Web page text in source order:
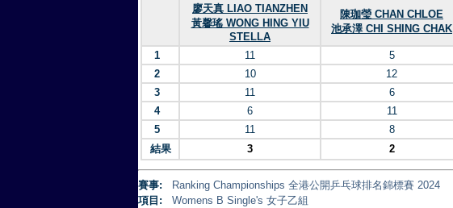
廖天真 LIAO TIANZHEN
黃馨瑤 WONG HING YIU
STELLA
陳珈瑩 CHAN CHLOE
池承澤 CHI SHING CHAK
1 11
5
2
10
12
3
11
6
4
6
11
5
11
8
結果
3 2
賽事:
Ranking Championships 全港公開乒乓球排名錦標賽 2024
項目:
Womens B Single's 女子乙組